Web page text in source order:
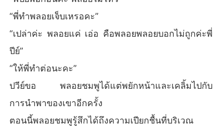
“พี่ทำพลอยเจ็บเหรอคะ”
“เปล่าค่ะ พลอยแค่ เอ่อ คือพลอยพลอยบอกไม่ถูกค่ะพี่
ปีย์”
“ให้พี่ทำต่อนะคะ”
ปวีย์ขอ พลอยชมพูได้แต่พยักหน้าและเคลิ้มไปกับ
การนำพาของเขาอีกครั้ง
ตอนนี้พลอยชมพูรู้สึกได้ถึงความเปียกชื้นที่บริเวณ